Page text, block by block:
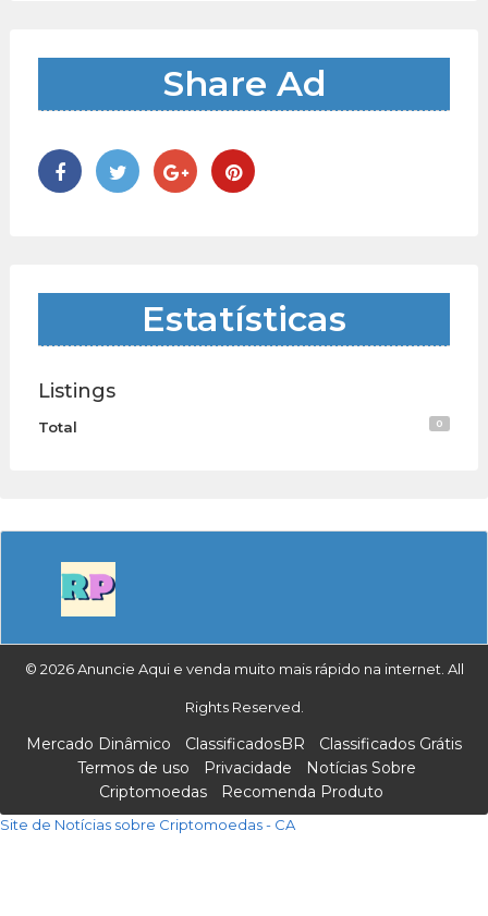
Share Ad
Estatísticas
Listings
Total 0
© 2026 Anuncie Aqui e venda muito mais rápido na internet. All
Rights Reserved.
Mercado Dinâmico ClassificadosBR
Classificados Grátis
Termos de uso
Privacidade
Notícias Sobre
Criptomoedas
Recomenda Produto
Site de Notícias sobre Criptomoedas - CA